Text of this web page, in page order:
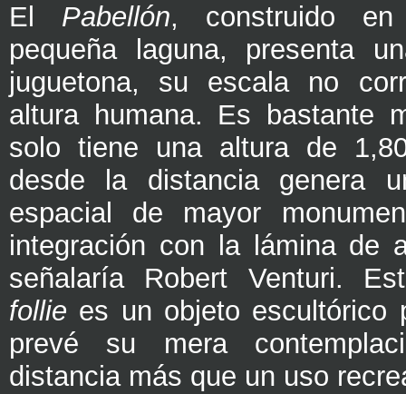
El Pabellón, construido
pequeña laguna, presenta
juguetona, su escala no
altura humana. Es bastante
solo tiene una altura de
desde la distancia genera
espacial de mayor
integración con la lámina de
señalaría Robert Venturi.
follie es un objeto escultórico
prevé su mera
distancia más que un uso